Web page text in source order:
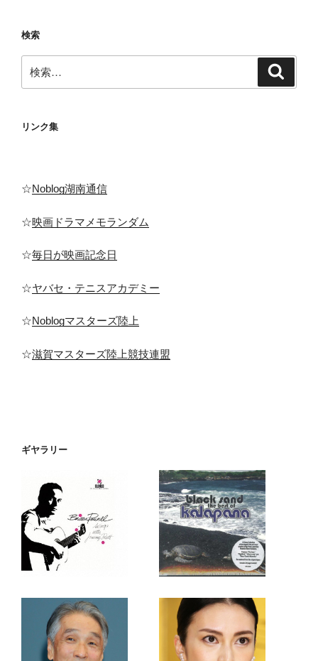
ペ
ジ
送
検索
索:
リンク集
☆Noblog湖南通信
☆映画ドラマメモランダム
☆毎日が映画記念日
☆ヤバセ・テニスアカデミー
☆Noblogマスターズ陸上
☆滋賀マスターズ陸上競技連盟
ギヤラリー